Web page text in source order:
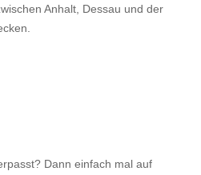
Anhalt, Dessau und der
Dann einfach mal auf